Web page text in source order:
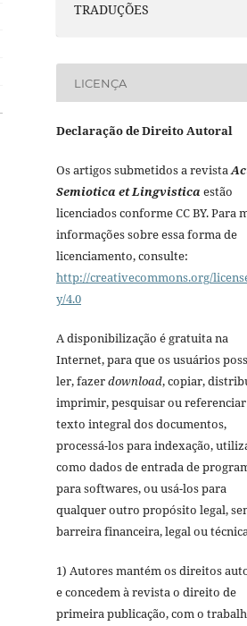
TRADUÇÕES
LICENÇA
Declaração de Direito Autoral
Os artigos submetidos a revista
Semiotica et Lingvistica estão
licenciados conforme CC BY. Para
informações sobre essa forma de
licenciamento, consulte:
http://creativecommons.org/
y/4.0
A disponibilização é gratuita na
Internet, para que os usuários
ler, fazerdownload, copiar,
imprimir, pesquisar ou
texto integral dos documentos,
processá-los para indexação,
como dados de entrada de
para softwares, ou usá-los para
qualquer outro propósito legal,
barreira financeira, legal ou
1) Autores mantém os direitos
e concedem à revista o direito de
primeira publicação, com o